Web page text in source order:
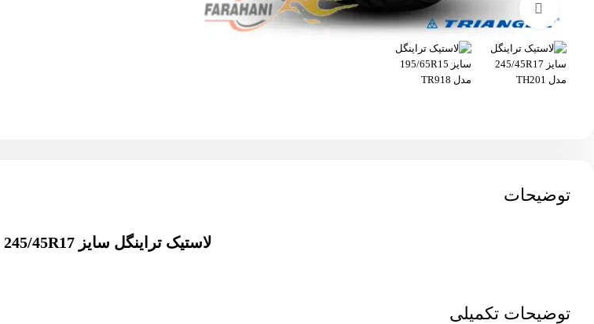
توضیحات
لاستیک تراینگل سایز 245/45R17 مدل TH201
توضیحات تکمیلی